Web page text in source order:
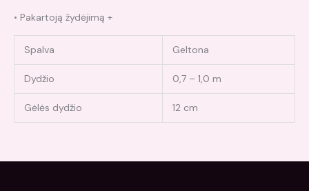
• Pakartoją žydėjimą +
Spalva Geltona
Dydžio 0,7 – 1,0 m
Gėlės dydžio 12 cm